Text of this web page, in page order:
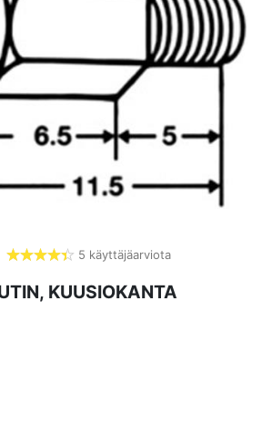
tähdet
5 käyttäjäarviota
KUUSIOKANTA